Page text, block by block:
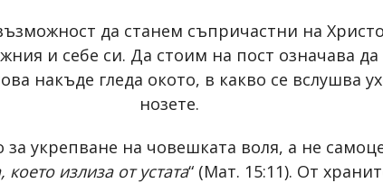
да станем съпричастни на
и себе си. Да стоим на пост означава
накъде гледа окото, в какво се вслушва
нозете.
укрепване на човешката воля, а не
излиза от устата“ (Мат. 15:11). От